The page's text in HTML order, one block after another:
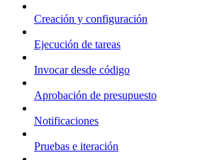
Creación y configuración
Ejecución de tareas
Invocar desde código
Aprobación de presupuesto
Notificaciones
Pruebas e iteración